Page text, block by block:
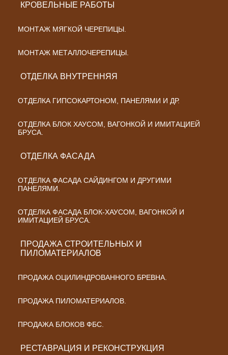
КРОВЕЛЬНЫЕ РАБОТЫ
МОНТАЖ МЯГКОЙ ЧЕРЕПИЦЫ.
МОНТАЖ МЕТАЛЛОЧЕРЕПИЦЫ.
ОТДЕЛКА ВНУТРЕННЯЯ
ОТДЕЛКА ГИПСОКАРТОНОМ, ПАНЕЛЯМИ И ДР.
ОТДЕЛКА БЛОК ХАУСОМ, ВАГОНКОЙ И ИМИТАЦИЕЙ
БРУСА.
ОТДЕЛКА ФАСАДА
ОТДЕЛКА ФАСАДА САЙДИНГОМ И ДРУГИМИ
ПАНЕЛЯМИ.
ОТДЕЛКА ФАСАДА БЛОК-ХАУСОМ, ВАГОНКОЙ И
ИМИТАЦИЕЙ БРУСА.
ПРОДАЖА СТРОИТЕЛЬНЫХ И
ПИЛОМАТЕРИАЛОВ
ПРОДАЖА ОЦИЛИНДРОВАННОГО БРЕВНА.
ПРОДАЖА ПИЛОМАТЕРИАЛОВ.
ПРОДАЖА БЛОКОВ ФБС.
РЕСТАВРАЦИЯ И РЕКОНСТРУКЦИЯ